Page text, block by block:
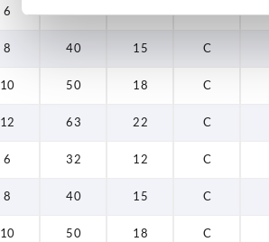
6
8 40 15 C
10 50 18 C
12 63 22 C
6 32 12 C
8 40 15 C
10 50 18 C